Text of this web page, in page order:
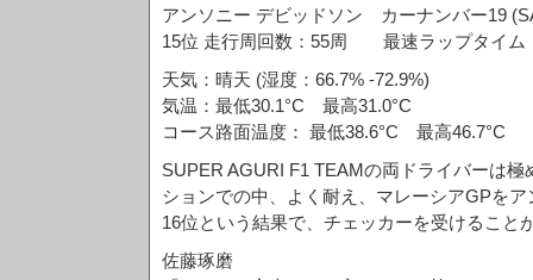
アンソニー デビッドソン カーナンバー19
15位 走行周回数：55周 最速ラップタイム
天気：晴天 (湿度：66.7% -72.9%)
気温：最低30.1°C 最高31.0°C
コース路面温度： 最低38.6°C 最高46.7°C
SUPER AGURI F1 TEAMの両ドライバーは
ションでの中、よく耐え、マレーシアGPを
16位という結果で、チェッカーを受けること
佐藤琢磨